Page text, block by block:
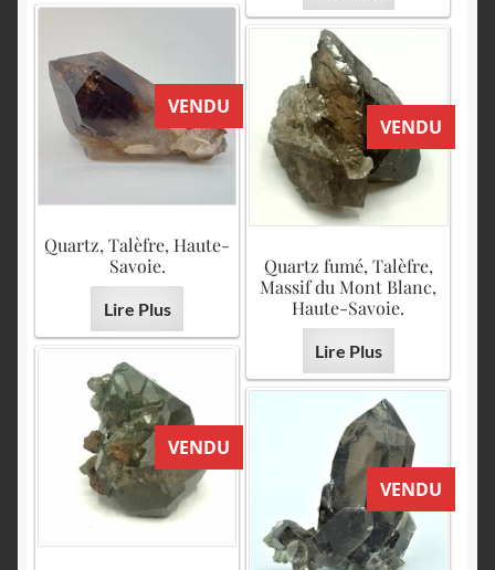
VENDU
Quartz, Talèfre, Haute-
Savoie.
Lire Plus
VENDU
Quartz fumé, Talèfre,
Massif du Mont Blanc,
Haute-Savoie.
Lire Plus
VENDU
VENDU